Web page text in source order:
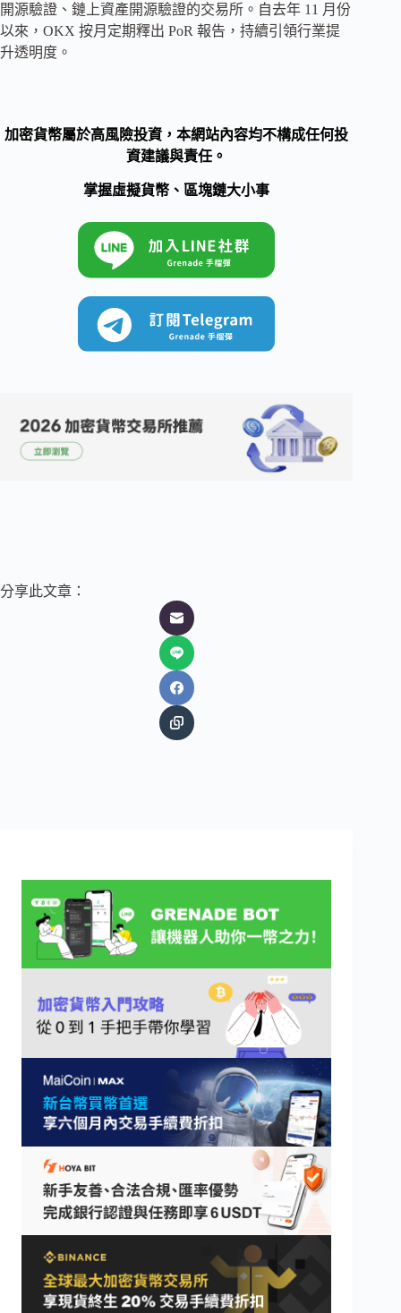
開源驗證、鏈上資產開源驗證的交易所。自去年 11 月份
以來，OKX 按月定期釋出 PoR 報告，持續引領行業提
升透明度。
加密貨幣屬於高風險投資，本網站內容均不構成任何投
資建議與責任。
掌握虛擬貨幣、區塊鏈大小事
分享此文章：